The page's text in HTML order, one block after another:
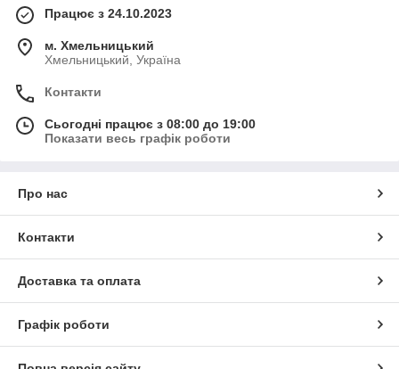
Працює з 24.10.2023
м. Хмельницький
Хмельницький, Україна
Контакти
Сьогодні працює з 08:00 до 19:00
Показати весь графік роботи
Про нас
Контакти
Доставка та оплата
Графік роботи